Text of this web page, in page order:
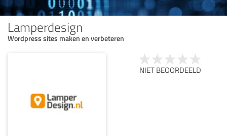
Lamperdesign
Wordpress sites maken en verbeteren
NIET BEOORDEELD